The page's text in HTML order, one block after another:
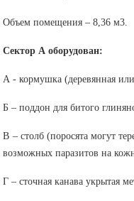
Объем помещения – 8,36 м3.
Сектор А оборудован:
А - кормушка (деревянная
Б – поддон для битого
В – столб (поросята могут
возможных паразитов на
Г – сточная канава укрытая